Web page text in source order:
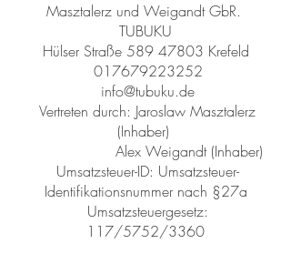
Masztalerz und Weigandt GbR.
TUBUKU
Hülser Straße 589 47803 Krefeld
017679223252
info@tubuku.de
Vertreten durch: Jaroslaw Masztalerz
(Inhaber)
Alex Weigandt (Inhaber)
Umsatzsteuer-ID: Umsatzsteuer-
Identifikationsnummer nach §27a
Umsatzsteuergesetz:
117/5752/3360